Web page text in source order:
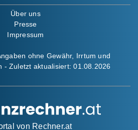
Über uns
Presse
Impressum
ohne Gewähr, Irrtum und
- Zuletzt aktualisiert:01.08.2026
von Rechner.at